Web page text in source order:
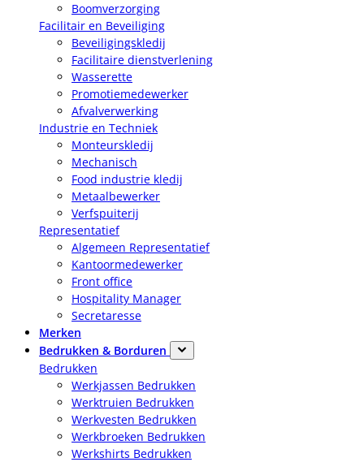
Boomverzorging
Facilitair en Beveiliging
Beveiligingskledij
Facilitaire dienstverlening
Wasserette
Promotiemedewerker
Afvalverwerking
Industrie en Techniek
Monteurskledij
Mechanisch
Food industrie kledij
Metaalbewerker
Verfspuiterij
Representatief
Algemeen Representatief
Kantoormedewerker
Front office
Hospitality Manager
Secretaresse
Merken
Bedrukken & Borduren
Bedrukken
Werkjassen Bedrukken
Werktruien Bedrukken
Werkvesten Bedrukken
Werkbroeken Bedrukken
Werkshirts Bedrukken